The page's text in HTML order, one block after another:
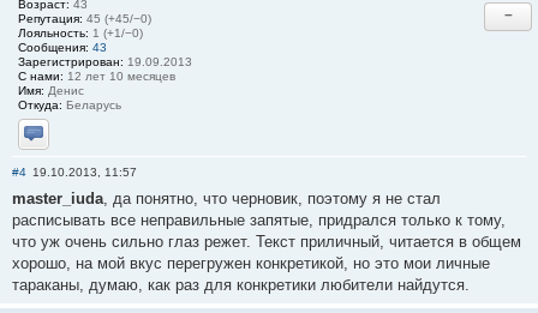
Возраст: 43
Репутация: 45 (+45/−0)
Лояльность: 1 (+1/−0)
Сообщения: 43
Зарегистрирован: 19.09.2013
С нами: 12 лет 10 месяцев
Имя: Денис
Откуда: Беларусь
Отправить личное сообщение
−
#4 19.10.2013, 11:57
master_iuda, да понятно, что черновик, поэтому я не стал
расписывать все неправильные запятые, придрался только к тому,
что уж очень сильно глаз режет. Текст приличный, читается в общем
хорошо, на мой вкус перегружен конкретикой, но это мои личные
тараканы, думаю, как раз для конкретики любители найдутся.